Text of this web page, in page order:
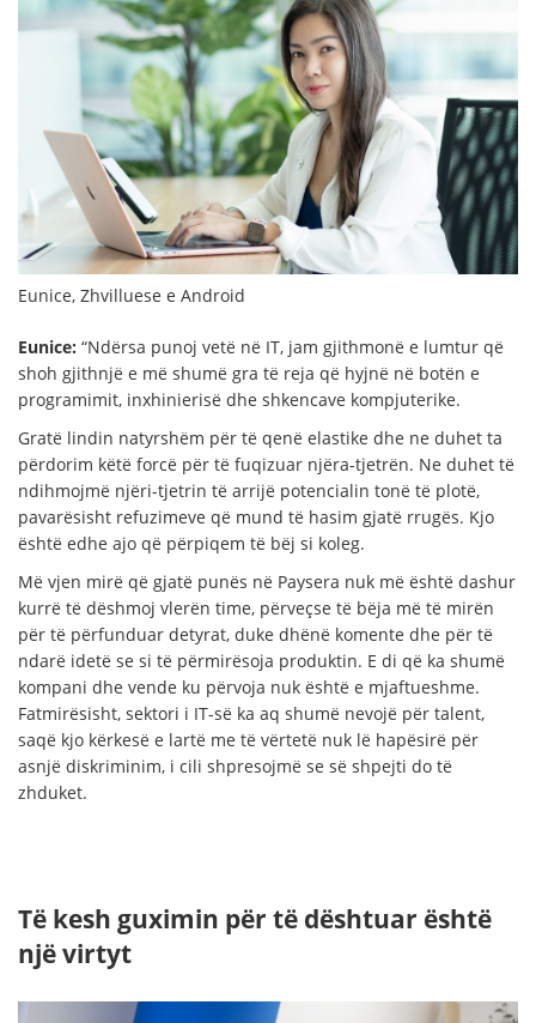
Eunice, Zhvilluese e Android
Eunice: “Ndërsa punoj vetë në IT, jam gjithmonë e lumtur që
shoh gjithnjë e më shumë gra të reja që hyjnë në botën e
programimit, inxhinierisë dhe shkencave kompjuterike.
Gratë lindin natyrshëm për të qenë elastike dhe ne duhet ta
përdorim këtë forcë për të fuqizuar njëra-tjetrën. Ne duhet të
ndihmojmë njëri-tjetrin të arrijë potencialin tonë të plotë,
pavarësisht refuzimeve që mund të hasim gjatë rrugës. Kjo
është edhe ajo që përpiqem të bëj si koleg.
Më vjen mirë që gjatë punës në Paysera nuk më është dashur
kurrë të dëshmoj vlerën time, përveçse të bëja më të mirën
për të përfunduar detyrat, duke dhënë komente dhe për të
ndarë idetë se si të përmirësoja produktin. E di që ka shumë
kompani dhe vende ku përvoja nuk është e mjaftueshme.
Fatmirësisht, sektori i IT-së ka aq shumë nevojë për talent,
saqë kjo kërkesë e lartë me të vërtetë nuk lë hapësirë për
asnjë diskriminim, i cili shpresojmë se së shpejti do të
zhduket.
Të kesh guximin për të dështuar është
një virtyt